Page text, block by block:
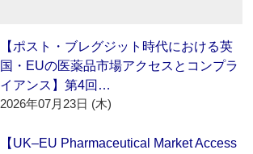
【ポスト・ブレグジット時代における英
国・EUの医薬品市場アクセスとコンプラ
イアンス】第4回…
2026年07月23日 (木)
【UK–EU Pharmaceutical Market Access